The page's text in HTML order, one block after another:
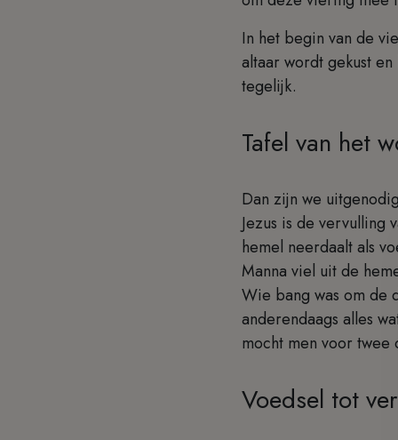
In het begin van de
altaar wordt gekust
tegelijk.
Tafel van het
Dan zijn we
Jezus is de vervulling
hemel neerdaalt als
Manna viel uit de
Wie bang was om de
anderendaags alles
mocht men voor twee
Voedsel tot